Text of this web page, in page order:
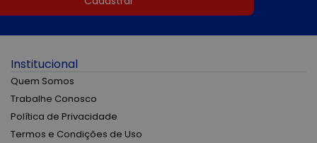
Institucional
Quem Somos
Trabalhe Conosco
Política de Privacidade
Termos e Condições de Uso